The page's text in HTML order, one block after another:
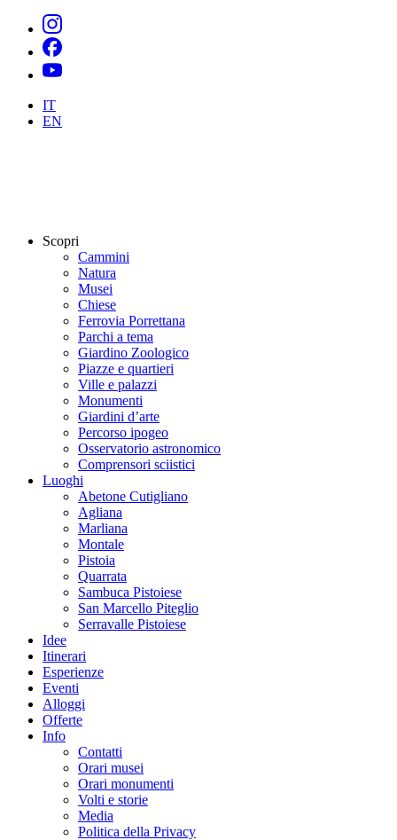
IT
EN
Scopri
Cammini
Natura
Musei
Chiese
Ferrovia Porrettana
Parchi a tema
Giardino Zoologico
Piazze e quartieri
Ville e palazzi
Monumenti
Giardini d’arte
Percorso ipogeo
Osservatorio astronomico
Comprensori sciistici
Luoghi
Abetone Cutigliano
Agliana
Marliana
Montale
Pistoia
Quarrata
Sambuca Pistoiese
San Marcello Piteglio
Serravalle Pistoiese
Idee
Itinerari
Esperienze
Eventi
Alloggi
Offerte
Info
Contatti
Orari musei
Orari monumenti
Volti e storie
Media
Politica della Privacy